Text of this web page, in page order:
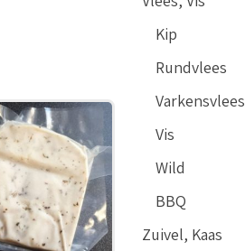
Kip
Rundvlees
Varkensvlees
Vis
Wild
BBQ
Zuivel, Kaas